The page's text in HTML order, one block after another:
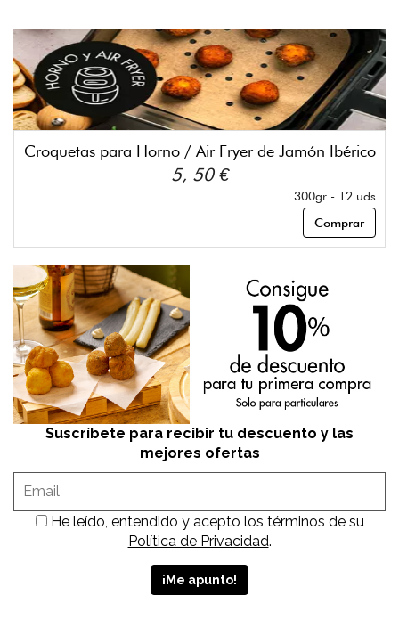
Croquetas para Horno / Air Fryer de Jamón Ibérico
5, 50 €
300gr - 12 uds
Comprar
Suscríbete para recibir tu descuento y las
mejores ofertas
He leído, entendido y acepto los términos de su
Política de Privacidad.